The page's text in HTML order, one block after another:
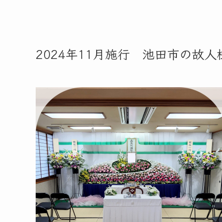
2024年11月施行 池田市の故人